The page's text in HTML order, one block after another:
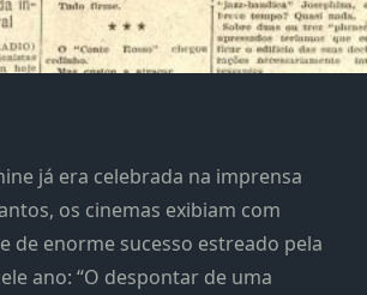
já era celebrada na imprensa
os cinemas exibiam com
de enorme sucesso estreado pela
ano: “O despontar de uma